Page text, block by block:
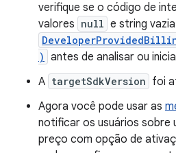
verifique se o código de
valores null e string
) antes de analisar ou
A targetSdkVersion foi
Agora você pode usar as
notificar os usuários sobre
preço com opção de